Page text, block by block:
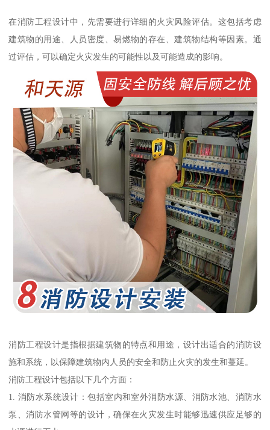
在消防工程设计中，先需要进行详细的火灾风险评估。这包括考虑
建筑物的用途、人员密度、易燃物的存在、建筑物结构等因素。通
过评估，可以确定火灾发生的可能性以及可能造成的影响。
消防工程设计是指根据建筑物的特点和用途，设计出适合的消防设
施和系统，以保障建筑物内人员的安全和防止火灾的发生和蔓延。
消防工程设计包括以下几个方面：
1. 消防水系统设计：包括室内和室外消防水源、消防水池、消防水
泵、消防水管网等的设计，确保在火灾发生时能够迅速供应足够的